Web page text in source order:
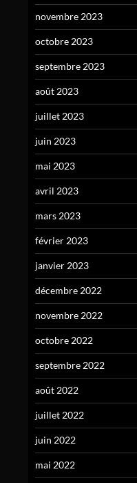
novembre 2023
octobre 2023
septembre 2023
août 2023
juillet 2023
juin 2023
mai 2023
avril 2023
mars 2023
février 2023
janvier 2023
décembre 2022
novembre 2022
octobre 2022
septembre 2022
août 2022
juillet 2022
juin 2022
mai 2022